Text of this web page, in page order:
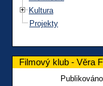
Kultura
Projekty
Filmový klub - Věra